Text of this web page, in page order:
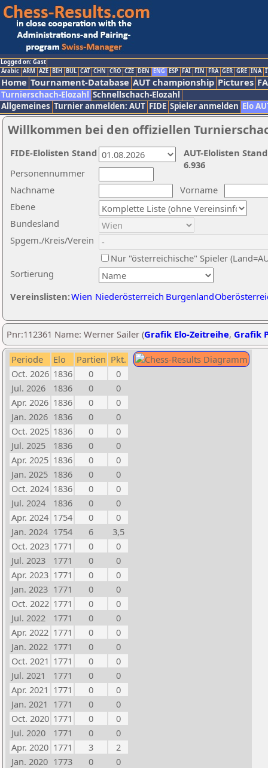
Logged on: Gast
Arabic ARM AZE BIH BUL CAT CHN CRO CZE DEN ENG ESP FAI FIN FRA GER GRE INA
Home Tournament-Database AUT championship Pictures
Turnierschach-Elozahl Schnellschach-Elozahl
Allgemeines Turnier anmelden: AUT FIDE Spieler anmelden Elo
Willkommen bei den offiziellen
Nachname
Vorname
Ebene
Sortierung
Personennummer
Bundesland
Spgem./Kreis/Verein
Nur "österreichische" Spieler
Vereinslisten:Wien Niederösterreich Burgenland
AUT-Elolisten
6.936
FIDE-Elolisten Stand
Pnr:112361 Name: Werner Sailer (Grafik Elo-Zeitreihe, Grafik
Periode Elo Partien Pkt.
Oct. 2026 1836 0
0
Jul. 2026
1836 0
0
Apr. 2026 1836 0
0
Jan. 2026 1836 0
0
Oct. 2025 1836 0
0
Jul. 2025
1836 0
0
Apr. 2025 1836 0
0
Jan. 2025 1836 0
0
Oct. 2024 1836 0
0
Jul. 2024
1836 0
0
Apr. 2024 1754 0
0
Jan. 2024 1754 6
3,5
Oct. 2023 1771 0
0
Jul. 2023
1771 0
0
Apr. 2023 1771 0
0
Jan. 2023 1771 0
0
Oct. 2022 1771 0
0
Jul. 2022
1771 0
0
Apr. 2022 1771 0
0
Jan. 2022 1771 0
0
Oct. 2021 1771 0
0
Jul. 2021
1771 0
0
Apr. 2021 1771 0
0
Jan. 2021 1771 0
0
Oct. 2020 1771 0
0
Jul. 2020
1771 0
0
Apr. 2020 1771 3
2
Jan. 2020 1773 0
0